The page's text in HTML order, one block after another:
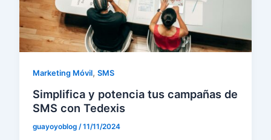
Marketing Móvil,SMS
Simplifica y potencia tus campañas de
SMS con Tedexis
guayoyoblog/11/11/2024